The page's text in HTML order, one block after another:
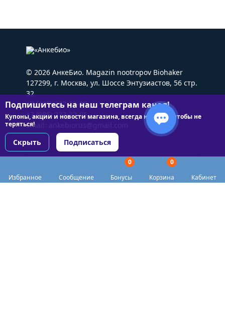
Избранное Сообщение
0
Бонусы
0
Корзина
Кабинет
© 2026 АнкеБио. Magazin nootropov Biohaker
127299, г. Москва, ул. Шоссе Энтузиастов, 56 стр.
32
+7 (495) 227-22-05
+7 (985) 227-22-05
Email: ankebiorus@gmail.com
Подпишитесь на наш телеграм канал!
Купоны, акции и новости магазина, всегда на связи чтобы не
теряться!
Скрыть Подписаться